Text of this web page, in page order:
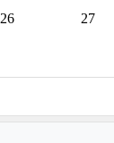
26 27